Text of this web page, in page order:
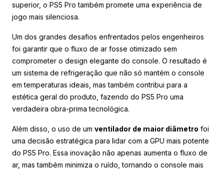
superior, o PS5 Pro também promete uma experiência de
jogo mais silenciosa.
Um dos grandes desafios enfrentados pelos engenheiros
foi garantir que o fluxo de ar fosse otimizado sem
comprometer o design elegante do console. O resultado é
um sistema de refrigeração que não só mantém o console
em temperaturas ideais, mas também contribui para a
estética geral do produto, fazendo do PS5 Pro uma
verdadeira obra-prima tecnológica.
Além disso, o uso de um ventilador de maior diâmetro foi
uma decisão estratégica para lidar com a GPU mais potente
do PS5 Pro. Essa inovação não apenas aumenta o fluxo de
ar, mas também minimiza o ruído, tornando o console mais